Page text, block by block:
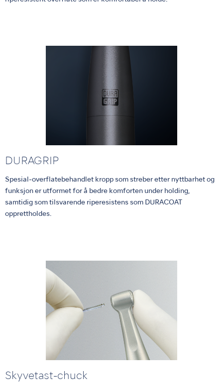
DURAGRIP
Spesial-overflatebehandlet kropp som streber etter nyttbarhet og
funksjon er utformet for å bedre komforten under holding,
samtidig som tilsvarende riperesistens som DURACOAT
opprettholdes.
Skyvetast-chuck